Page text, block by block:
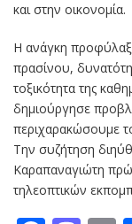
και στην οικονομία.
Η ανάγκη
πρασίνου,
τοξικότητα της
δημιούργησε
περιχαρακώσουμε
Την συζήτηση
Καραπαναγιώτη
τηλεοπτικών